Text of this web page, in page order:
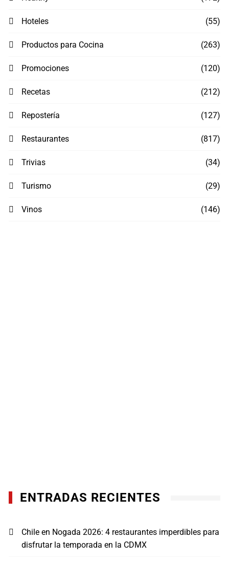
Hoteles (55)
Productos para Cocina (263)
Promociones (120)
Recetas (212)
Repostería (127)
Restaurantes (817)
Trivias (34)
Turismo (29)
Vinos (146)
ENTRADAS RECIENTES
Chile en Nogada 2026: 4 restaurantes imperdibles para
disfrutar la temporada en la CDMX